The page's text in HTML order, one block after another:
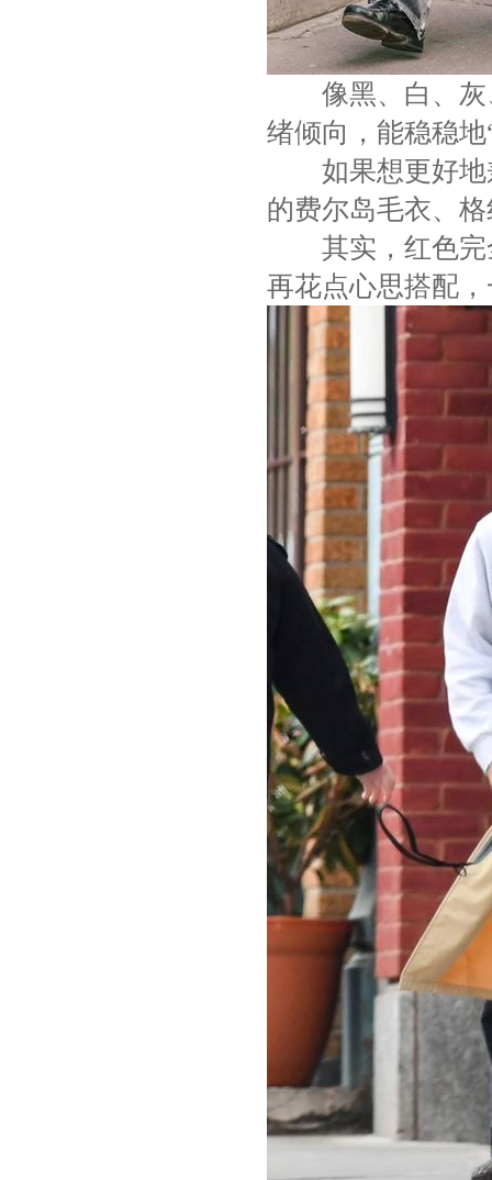
像黑、白、灰
绪倾向，能稳稳
如果想更好地
的费尔岛毛衣、
其实，红色完
再花点心思搭配